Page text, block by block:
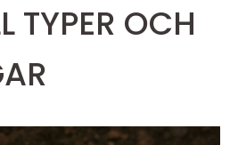
TYPER OCH